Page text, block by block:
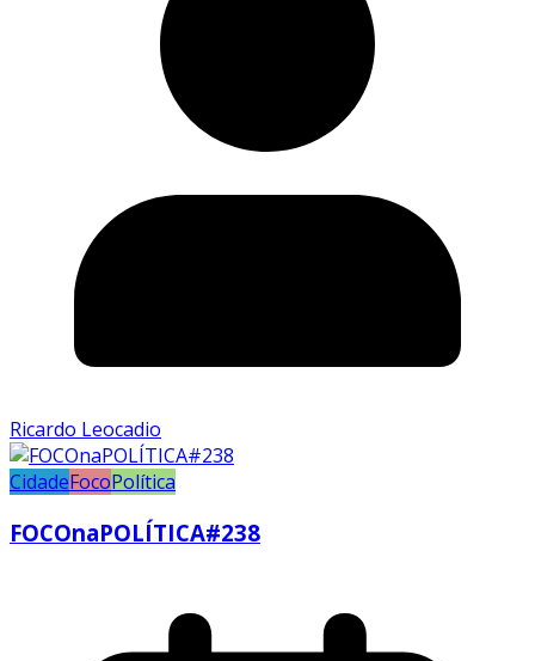
Ricardo Leocadio
CidadeFocoPolítica
FOCOnaPOLÍTICA#238